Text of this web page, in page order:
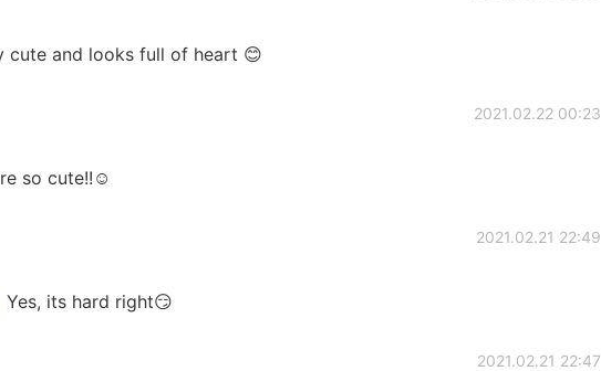
cute and looks full of heart 😊
2021.02.22 00:23
so cute!!☺️
2021.02.21 22:49
Yes, its hard right😏
2021.02.21 22:47